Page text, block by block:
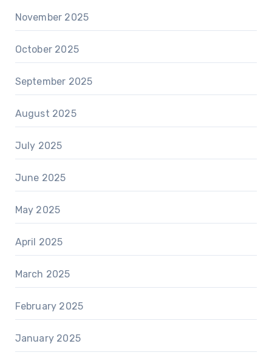
November 2025
October 2025
September 2025
August 2025
July 2025
June 2025
May 2025
April 2025
March 2025
February 2025
January 2025